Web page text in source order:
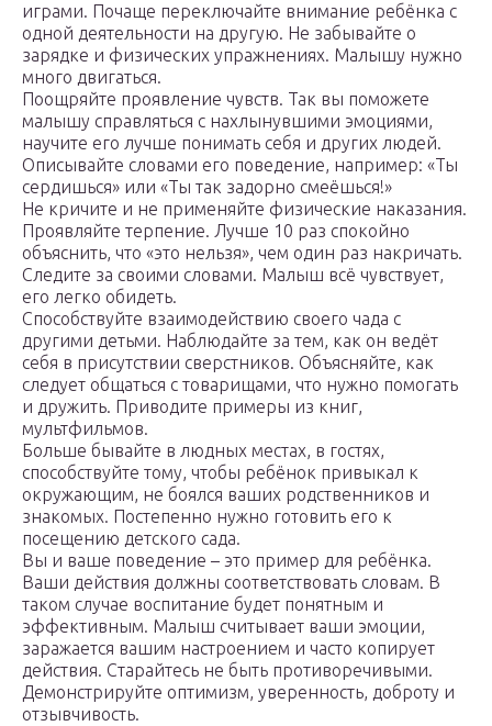
играми. Почаще переключайте внимание ребёнка с
одной деятельности на другую. Не забывайте о
зарядке и физических упражнениях. Малышу нужно
много двигаться.
Поощряйте проявление чувств. Так вы поможете
малышу справляться с нахлынувшими эмоциями,
научите его лучше понимать себя и других людей.
Описывайте словами его поведение, например: «Ты
сердишься» или «Ты так задорно смеёшься!»
Не кричите и не применяйте физические наказания.
Проявляйте терпение. Лучше 10 раз спокойно
объяснить, что «это нельзя», чем один раз накричать.
Следите за своими словами. Малыш всё чувствует,
его легко обидеть.
Способствуйте взаимодействию своего чада с
другими детьми. Наблюдайте за тем, как он ведёт
себя в присутствии сверстников. Объясняйте, как
следует общаться с товарищами, что нужно помогать
и дружить. Приводите примеры из книг,
мультфильмов.
Больше бывайте в людных местах, в гостях,
способствуйте тому, чтобы ребёнок привыкал к
окружающим, не боялся ваших родственников и
знакомых. Постепенно нужно готовить его к
посещению детского сада.
Вы и ваше поведение – это пример для ребёнка.
Ваши действия должны соответствовать словам. В
таком случае воспитание будет понятным и
эффективным. Малыш считывает ваши эмоции,
заражается вашим настроением и часто копирует
действия. Старайтесь не быть противоречивыми.
Демонстрируйте оптимизм, уверенность, доброту и
отзывчивость.